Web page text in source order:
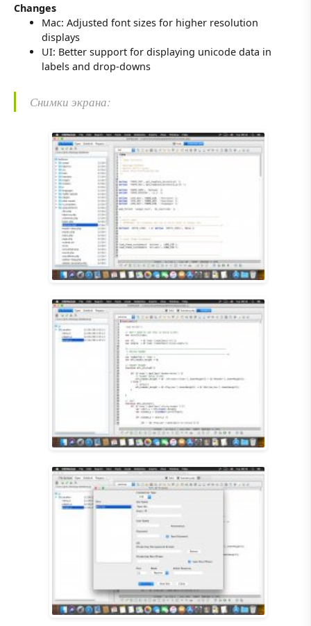
Changes
Mac: Adjusted font sizes for higher resolution
displays
UI: Better support for displaying unicode data in
labels and drop-downs
Снимки экрана: